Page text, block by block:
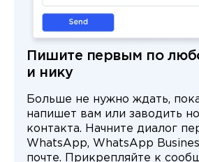
Пишите первым по
и нику
Больше не нужно ждать,
напишет вам или заводить
контакта. Начните диалог
WhatsApp, WhatsApp
почте. Прикрепляйте к